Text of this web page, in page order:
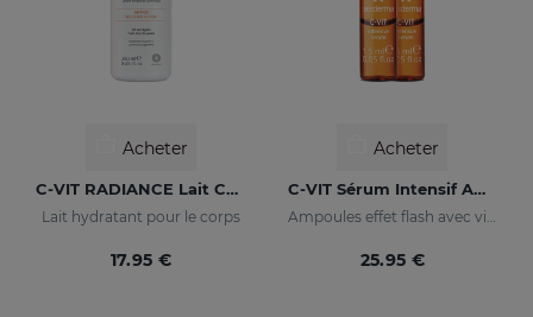
Acheter
C-VIT RADIANCE Lait Corps Lumineux
Lait hydratant pour le corps
17.95 €
Acheter
C-VIT Sérum Intensif Ampoules
Ampoules effet flash avec vitamine C
25.95 €